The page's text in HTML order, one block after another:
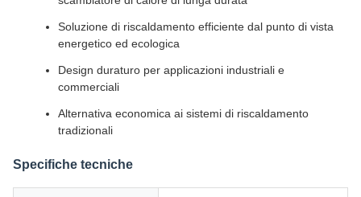
Soluzione di riscaldamento efficiente dal punto di vista
energetico ed ecologica
Design duraturo per applicazioni industriali e
commerciali
Alternativa economica ai sistemi di riscaldamento
tradizionali
Specifiche tecniche